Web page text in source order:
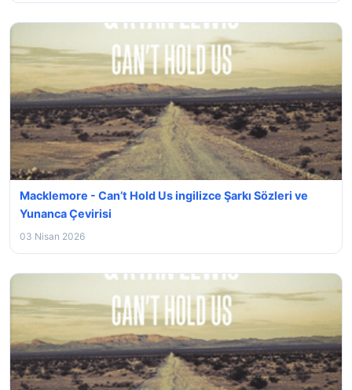
Macklemore - Can’t Hold Us ingilizce Şarkı Sözleri ve
Yunanca Çevirisi
03 Nisan 2026